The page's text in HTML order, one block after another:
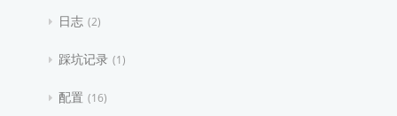
日志 2
踩坑记录 1
配置 16